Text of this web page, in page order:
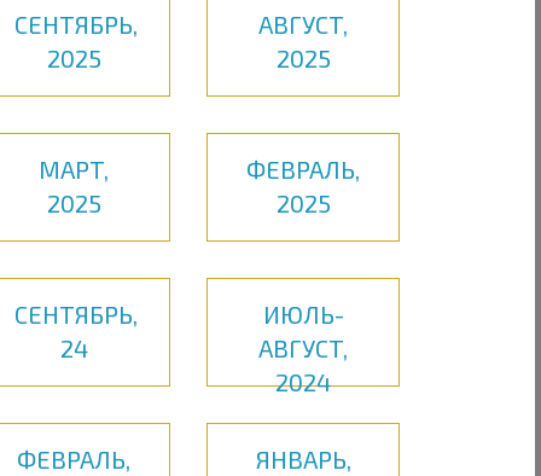
СЕНТЯБРЬ,
2025
АВГУСТ,
2025
МАРТ,
2025
ФЕВРАЛЬ,
2025
СЕНТЯБРЬ,
24
ИЮЛЬ-
АВГУСТ,
2024
ФЕВРАЛЬ,
ЯНВАРЬ,